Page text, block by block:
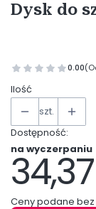
Dysk do
0.00
Ilość
szt.
Dostępność:
na wyczerpaniu
Cena
34,37
Ceny podane